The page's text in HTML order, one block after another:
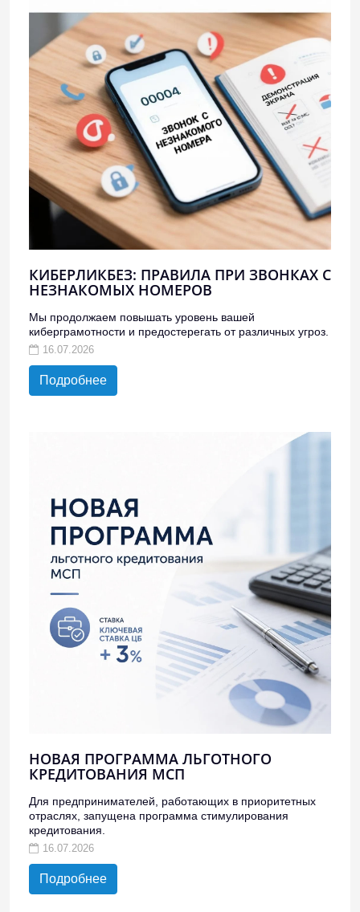
КИБЕРЛИКБЕЗ: ПРАВИЛА ПРИ ЗВОНКАХ С
НЕЗНАКОМЫХ НОМЕРОВ
Мы продолжаем повышать уровень вашей
киберграмотности и предостерегать от различных угроз.
16.07.2026
Подробнее
НОВАЯ ПРОГРАММА ЛЬГОТНОГО
КРЕДИТОВАНИЯ МСП
Для предпринимателей, работающих в приоритетных
отраслях, запущена программа стимулирования
кредитования.
16.07.2026
Подробнее